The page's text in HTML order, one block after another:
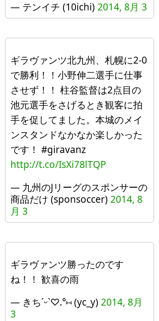
— テンイチ (10ichi) 2014, 8月 3
ギラヴァンツ北九州、札幌に2-0
で勝利！！小野伸二選手に仕事
させず！！ 柱谷監督は2点目の
池元選手をさげるとき観客に拍
手を促してました。本城のメイ
ンスタンドなかなか楽しかった
です！ #giravanz
http://t.co/IsXi78lTQP
— 九州のJリーグのスポンサーの
商品だけ (sponsoccer) 2014, 8
月 3
ギラヴァンツ勝ったのです
ね！！ 歓喜の雨
— きちˊᵕˋ♡.°⑅ (yc_y) 2014, 8月
3